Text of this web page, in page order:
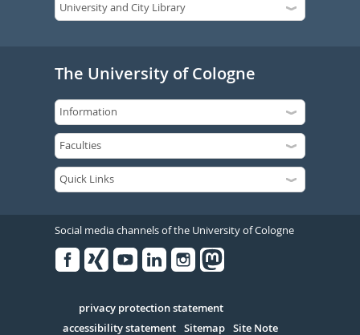
The University of Cologne
Social media channels of the University of Cologne
Serivce
privacy protection statement
accessibility statement Sitemap Site Note